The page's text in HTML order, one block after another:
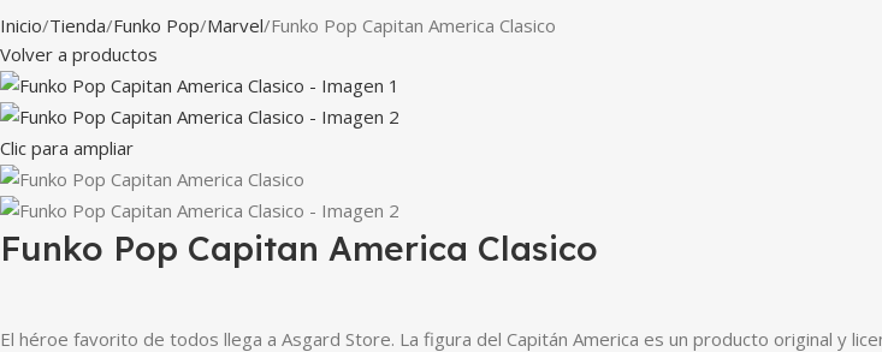
Inicio Tienda Funko Pop Marvel Funko Pop Capitan America Clasico
Volver a productos
Clic para ampliar
Funko Pop Capitan America Clasico
El héroe favorito de todos llega a Asgard Store. La figura del Capitán America es un producto original y